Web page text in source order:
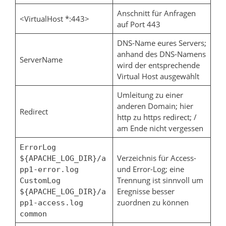
<VirtualHost *:443>
Anschnitt für Anfragen
auf Port 443
ServerName
DNS-Name eures Servers;
anhand des DNS-Namens
wird der entsprechende
Virtual Host ausgewählt
Redirect
Umleitung zu einer
anderen Domain; hier
http zu https redirect; /
am Ende nicht vergessen
ErrorLog
${APACHE_LOG_DIR}/a
pp1-error.log
CustomLog
${APACHE_LOG_DIR}/a
pp1-access.log
common
Verzeichnis für Access-
und Error-Log; eine
Trennung ist sinnvoll um
Eregnisse besser
zuordnen zu können